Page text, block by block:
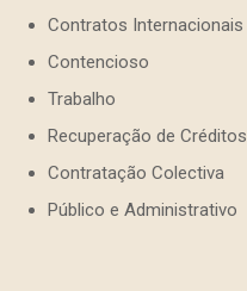
Contratos Internacionais
Contencioso
Trabalho
Recuperação de Créditos
Contratação Colectiva
Público e Administrativo